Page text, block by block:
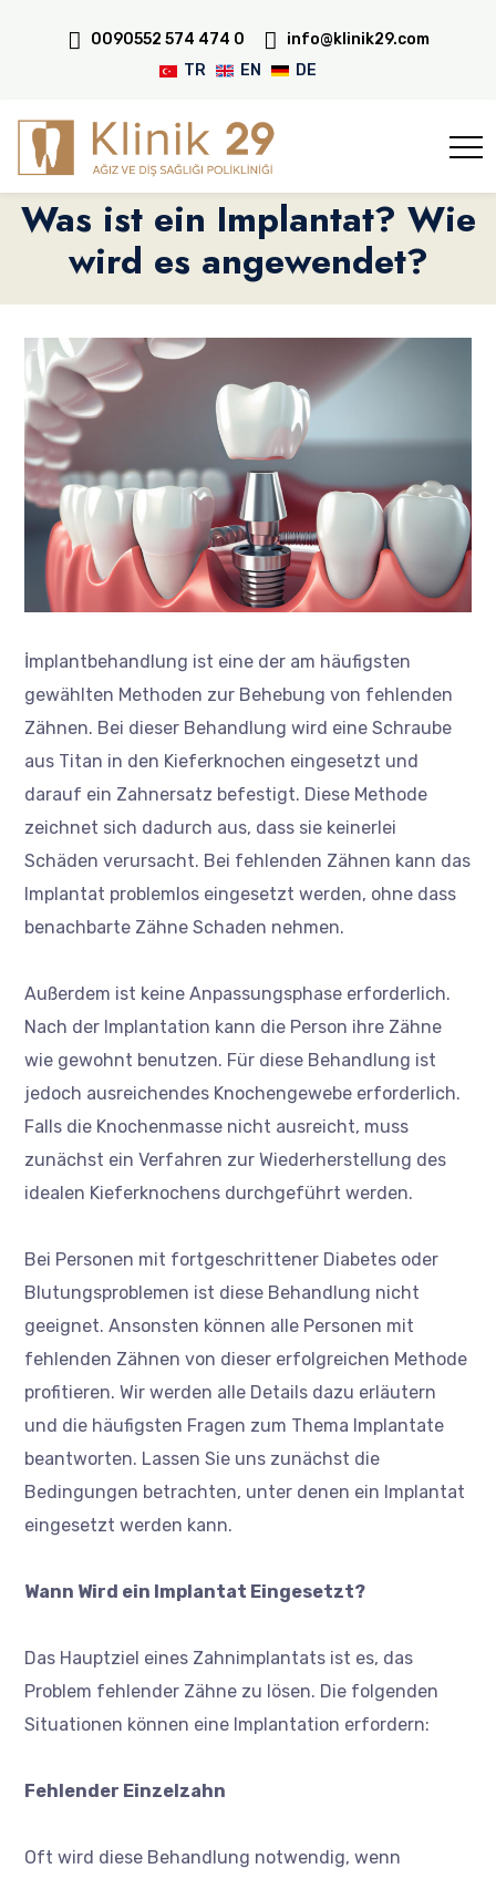
0090552 574 474 0
info@klinik29.com
TR
EN DE
Was ist ein Implantat? Wie
wird es angewendet?
İmplantbehandlung ist eine der am häufigsten
gewählten Methoden zur Behebung von fehlenden
Zähnen. Bei dieser Behandlung wird eine Schraube
aus Titan in den Kieferknochen eingesetzt und
darauf ein Zahnersatz befestigt. Diese Methode
zeichnet sich dadurch aus, dass sie keinerlei
Schäden verursacht. Bei fehlenden Zähnen kann das
Implantat problemlos eingesetzt werden, ohne dass
benachbarte Zähne Schaden nehmen.
Außerdem ist keine Anpassungsphase erforderlich.
Nach der Implantation kann die Person ihre Zähne
wie gewohnt benutzen. Für diese Behandlung ist
jedoch ausreichendes Knochengewebe erforderlich.
Falls die Knochenmasse nicht ausreicht, muss
zunächst ein Verfahren zur Wiederherstellung des
idealen Kieferknochens durchgeführt werden.
Bei Personen mit fortgeschrittener Diabetes oder
Blutungsproblemen ist diese Behandlung nicht
geeignet. Ansonsten können alle Personen mit
fehlenden Zähnen von dieser erfolgreichen Methode
profitieren. Wir werden alle Details dazu erläutern
und die häufigsten Fragen zum Thema Implantate
beantworten. Lassen Sie uns zunächst die
Bedingungen betrachten, unter denen ein Implantat
eingesetzt werden kann.
Wann Wird ein Implantat Eingesetzt?
Das Hauptziel eines Zahnimplantats ist es, das
Problem fehlender Zähne zu lösen. Die folgenden
Situationen können eine Implantation erfordern:
Fehlender Einzelzahn
Oft wird diese Behandlung notwendig, wenn